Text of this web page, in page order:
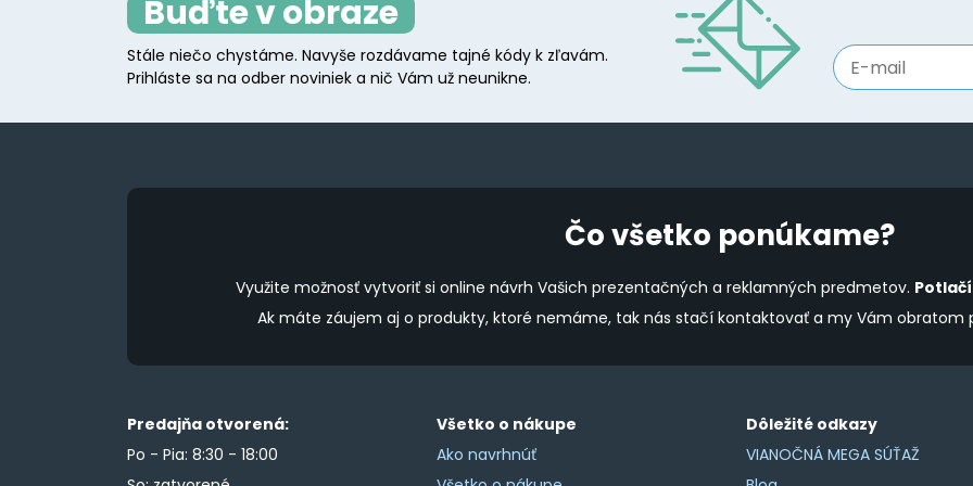
may
be
chosen
may
be
chosen
Buďte v obraze
Stále niečo chystáme. Navyše rozdávame tajné kódy k zľavám.
Prihláste sa na odber noviniek a nič Vám už neunikne.
Čo všetko ponúkame?
Využite možnosť vytvoriť si online návrh Vašich prezentačných a reklamných predmetov.
Ak máte záujem aj o produkty, ktoré nemáme, tak nás stačí kontaktovať a my Vám obratom
Predajňa otvorená:
Po - Pia: 8:30 - 18:00
Všetko o nákupe
Ako navrhnúť
Dôležité odkazy
VIANOČNÁ MEGA SÚŤAŽ